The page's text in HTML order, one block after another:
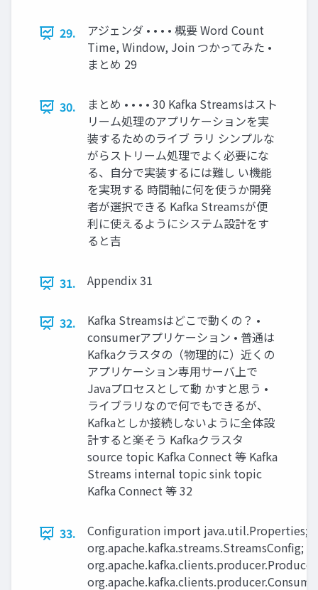
29.
アジェンダ • • • • 概要 Word Count
Time, Window, Join つかってみた •
まとめ 29
30.
まとめ • • • • 30 Kafka Streamsはスト
リーム処理のアプリケーションを実
装するためのライブ ラリ シンプルな
がらストリーム処理でよく必要にな
る、自分で実装するには難し い機能
を実現する 時間軸に何を使うか開発
者が選択できる Kafka Streamsが便
利に使えるようにシステム設計をす
ると吉
31. Appendix 31
32.
Kafka Streamsはどこで動くの？ •
consumerアプリケーション • 普通は
Kafkaクラスタの（物理的に）近くの
アプリケーション専用サーバ上で
Javaプロセスとして動 かすと思う •
ライブラリなので何でもできるが、
Kafkaとしか接続しないように全体設
計すると楽そう Kafkaクラスタ
source topic Kafka Connect 等 Kafka
Streams internal topic sink topic
Kafka Connect 等 32
33.
Configuration import java.util.Properties;
org.apache.kafka.streams.StreamsConfig;